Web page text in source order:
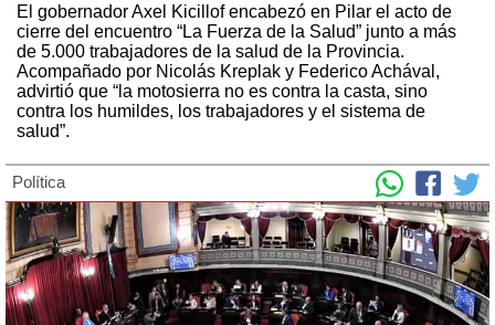
El gobernador Axel Kicillof encabezó en Pilar el acto de
cierre del encuentro “La Fuerza de la Salud” junto a más
de 5.000 trabajadores de la salud de la Provincia.
Acompañado por Nicolás Kreplak y Federico Achával,
advirtió que “la motosierra no es contra la casta, sino
contra los humildes, los trabajadores y el sistema de
salud”.
Política